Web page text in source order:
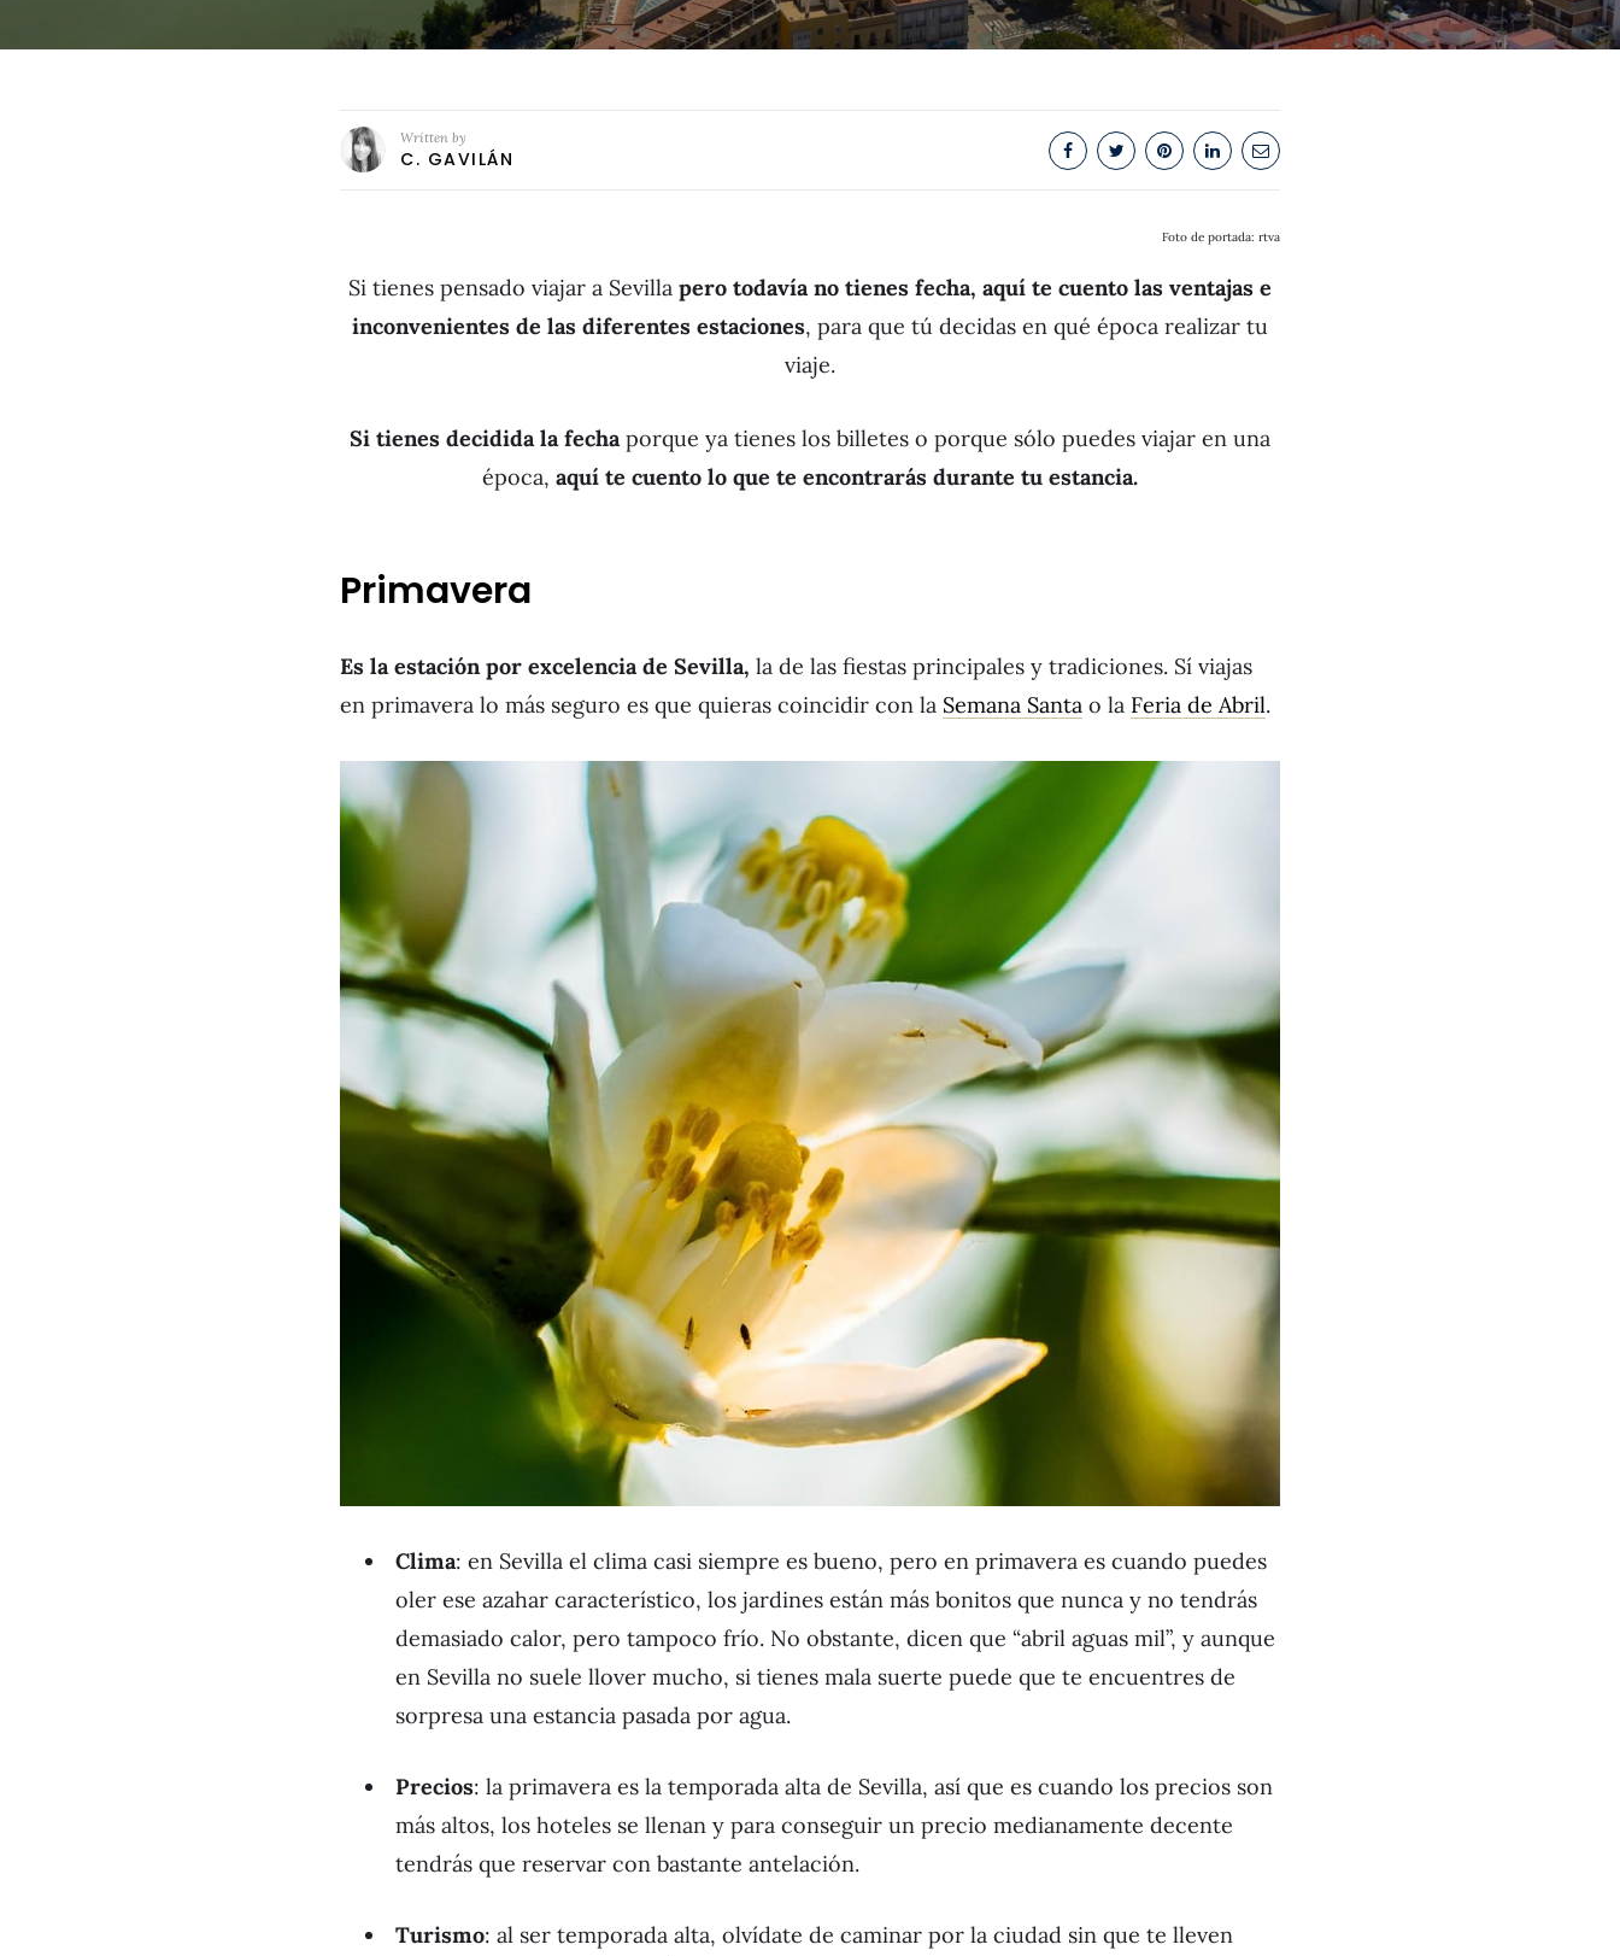
Written by
C. GAVILÁN
Foto de portada: rtva
Si tienes pensado viajar a Sevilla pero todavía no tienes fecha, aquí te cuento las ventajas e
inconvenientes de las diferentes estaciones, para que tú decidas en qué época realizar tu
viaje.
Si tienes decidida la fechaporque ya tienes los billetes o porque sólo puedes viajar en una
época, aquí te cuento lo que te encontrarás durante tu estancia.
Primavera
Es la estación por excelencia de Sevilla, la de las fiestas principales y tradiciones. Sí viajas
en primavera lo más seguro es que quieras coincidir con la Semana Santa o la Feria de Abril.
Clima: en Sevilla el clima casi siempre es bueno, pero en primavera es cuando puedes
oler ese azahar característico, los jardines están más bonitos que nunca y no tendrás
demasiado calor, pero tampoco frío. No obstante, dicen que “abril aguas mil”, y aunque
en Sevilla no suele llover mucho, si tienes mala suerte puede que te encuentres de
sorpresa una estancia pasada por agua.
Precios: la primavera es la temporada alta de Sevilla, así que es cuando los precios son
más altos, los hoteles se llenan y para conseguir un precio medianamente decente
tendrás que reservar con bastante antelación.
Turismo: al ser temporada alta, olvídate de caminar por la ciudad sin que te lleven